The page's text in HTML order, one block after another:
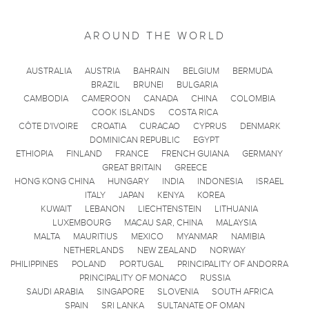
AROUND THE WORLD
AUSTRALIA AUSTRIA BAHRAIN BELGIUM
BERMUDA
BRAZIL
BRUNEI
BULGARIA
CAMBODIA
CAMEROON CANADA CHINA
COLOMBIA
COOK ISLANDS
COSTA RICA
CÔTE D'IVOIRE
CROATIA CURACAO CYPRUS
DENMARK
DOMINICAN REPUBLIC
EGYPT
ETHIOPIA
FINLAND FRANCE FRENCH GUIANA
GERMANY
GREAT BRITAIN
GREECE
HONG KONG CHINA
HUNGARY INDIA INDONESIA
ISRAEL
ITALY
JAPAN KENYA
KOREA
KUWAIT
LEBANON LIECHTENSTEIN
LITHUANIA
LUXEMBOURG
MACAU SAR, CHINA
MALAYSIA
MALTA
MAURITIUS MEXICO MYANMAR
NAMIBIA
NETHERLANDS
NEW ZEALAND
NORWAY
PHILIPPINES
POLAND PORTUGAL
PRINCIPALITY OF ANDORRA
PRINCIPALITY OF MONACO
RUSSIA
SAUDI ARABIA
SINGAPORE SLOVENIA
SOUTH AFRICA
SPAIN
SRI LANKA SULTANATE OF OMAN